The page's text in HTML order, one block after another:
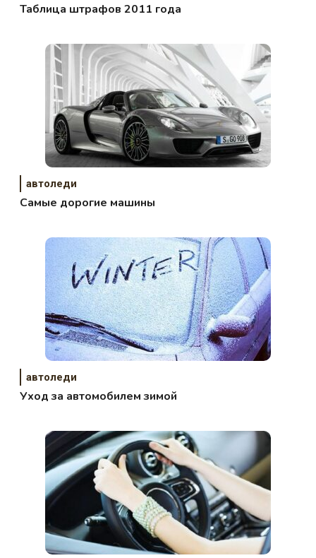
Таблица штрафов 2011 года
автоледи
Самые дорогие машины
автоледи
Уход за автомобилем зимой